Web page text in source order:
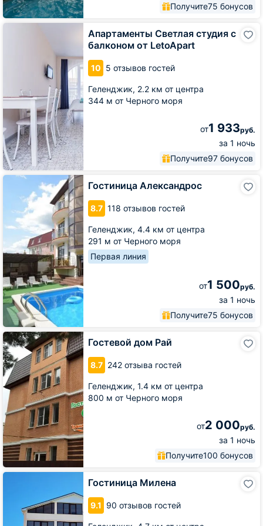
Получите75 бонусов
Апартаменты Светлая студия с
балконом от LetoApart
10 5 отзывов гостей
Геленджик, 2.2 км от центра
344 м от Черного моря
от1 933руб.
за 1 ночь
Получите97 бонусов
Апартаменты
LetoApart
Гостиница Александрос
8.7 118 отзывов гостей
Геленджик, 4.4 км от центра
291 м от Черного моря
Первая линия
от1 500руб.
за 1 ночь
Получите75 бонусов
Гостиница
Александрос
Гостевой дом Рай
8.7 242 отзыва гостей
Геленджик, 1.4 км от центра
800 м от Черного моря
от2 000руб.
за 1 ночь
Получите100 бонусов
Гостевой
дом
Рай
Гостиница Милена
9.1 90 отзывов гостей
Гостиница